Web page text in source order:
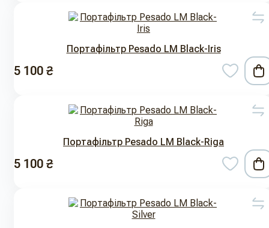
Портафільтр Pesado LM Black-Iris
5 100 ₴
Портафільтр Pesado LM Black-Riga
5 100 ₴